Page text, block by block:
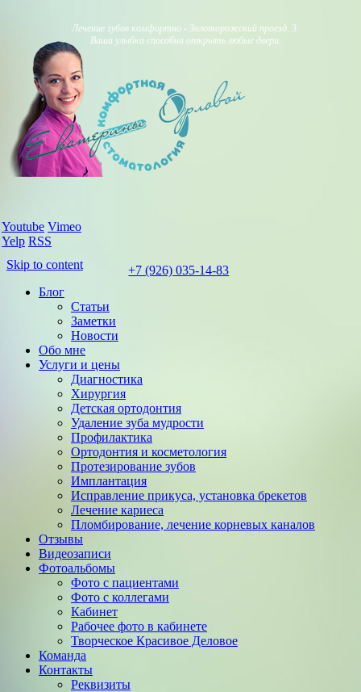
Лечение зубов комфортно - Золоторожский проезд, 3.
Ваша улыбка способна открыть любые двери.
Youtube Vimeo
Yelp RSS
+7 (926) 035-14-83
Skip to content
Блог
Статьи
Заметки
Новости
Обо мне
Услуги и цены
Диагностика
Хирургия
Детская ортодонтия
Удаление зуба мудрости
Профилактика
Ортодонтия и косметология
Протезирование зубов
Имплантация
Исправление прикуса, установка брекетов
Лечение кариеса
Пломбирование, лечение корневых каналов
Отзывы
Видеозаписи
Фотоальбомы
Фото с пациентами
Фото с коллегами
Кабинет
Рабочее фото в кабинете
Творческое Красивое Деловое
Команда
Контакты
Реквизиты